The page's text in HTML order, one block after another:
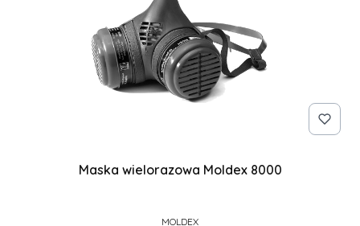
Maska wielorazowa Moldex 8000
PRODUCENT
MOLDEX